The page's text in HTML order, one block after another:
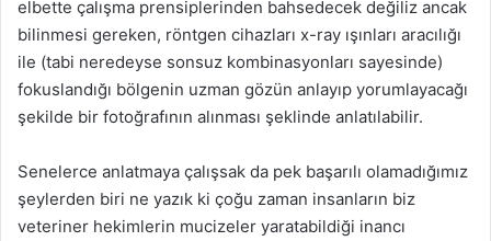
elbette çalışma prensiplerinden bahsedecek değiliz ancak
bilinmesi gereken, röntgen cihazları x-ray ışınları aracılığı
ile (tabi neredeyse sonsuz kombinasyonları sayesinde)
fokuslandığı bölgenin uzman gözün anlayıp yorumlayacağı
şekilde bir fotoğrafının alınması şeklinde anlatılabilir.
Senelerce anlatmaya çalışsak da pek başarılı olamadığımız
şeylerden biri ne yazık ki çoğu zaman insanların biz
veteriner hekimlerin mucizeler yaratabildiği inancı